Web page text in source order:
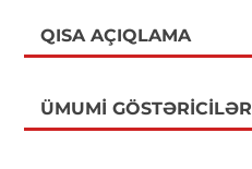
QISA AÇIQLAMA
ÜMUMI GÖSTƏRICILƏR